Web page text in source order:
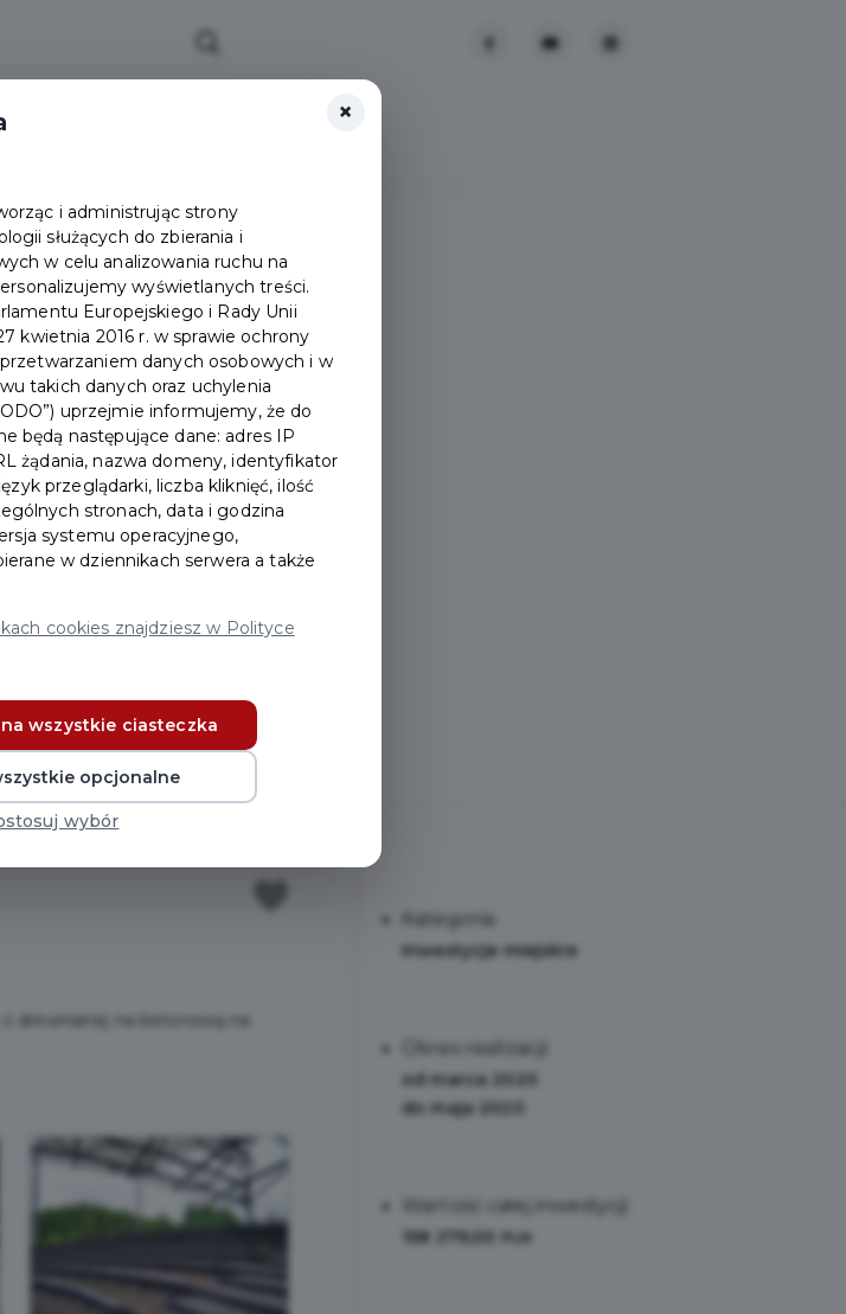
drewnianej na betonową na
Kategoria:
Inwestycje miejskie
Okres realizacji:
od marca 2020
do maja 2020
Wartość całej inwestycji:
158 279,00
×
i administrując strony
służących do zbierania i
w celu analizowania ruchu na
wyświetlanych treści.
Europejskiego i Rady Unii
kwietnia 2016 r. w sprawie ochrony
danych osobowych i w
takich danych oraz uchylenia
uprzejmie informujemy, że do
będą następujące dane: adres IP
żądania, nazwa domeny, identyfikator
przeglądarki, liczba kliknięć, ilość
stronach, data i godzina
systemu operacyjnego,
w dziennikach serwera a także
cookies znajdziesz w Polityce
wszystkie ciasteczka
opcjonalne
wybór